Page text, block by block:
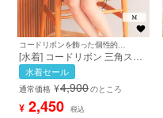
コードリボンを飾った個性的ディティール♡
[水着] コードリボン 三角スカ
ーフ ビスチェ 体型カバー ワ
ンカラー 韓国風 ギャル タン
キニ黒 ブラック ビキニ (早河
ルカ着用) [tk-sw24287]
水着セール
通常価格 ¥4,900のところ
¥ 2,450 税込